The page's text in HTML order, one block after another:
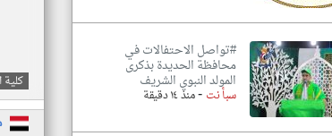
#تواصل الاحتفالات في
محافظة الحديدة بذكرى
المولد النبوي الشريف
سبأ نت -منذ ١٤ دقيقة